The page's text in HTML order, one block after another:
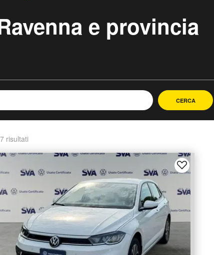
e provincia
CERCA
risultati